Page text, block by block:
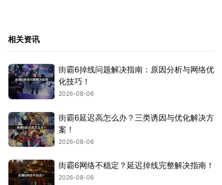
相关资讯
街霸6掉线问题解决指南：原因分析与网络优
化技巧！
2026-08-06
街霸6延迟高怎么办？三类诱因与优化解决方
案！
2026-08-06
街霸6网络不稳定？延迟掉线完整解决指南！
2026-08-06